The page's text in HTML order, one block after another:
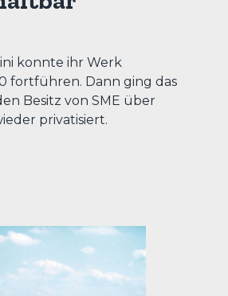
konnte ihr Werk
fortführen. Dann ging das
Besitz von SME über
privatisiert.